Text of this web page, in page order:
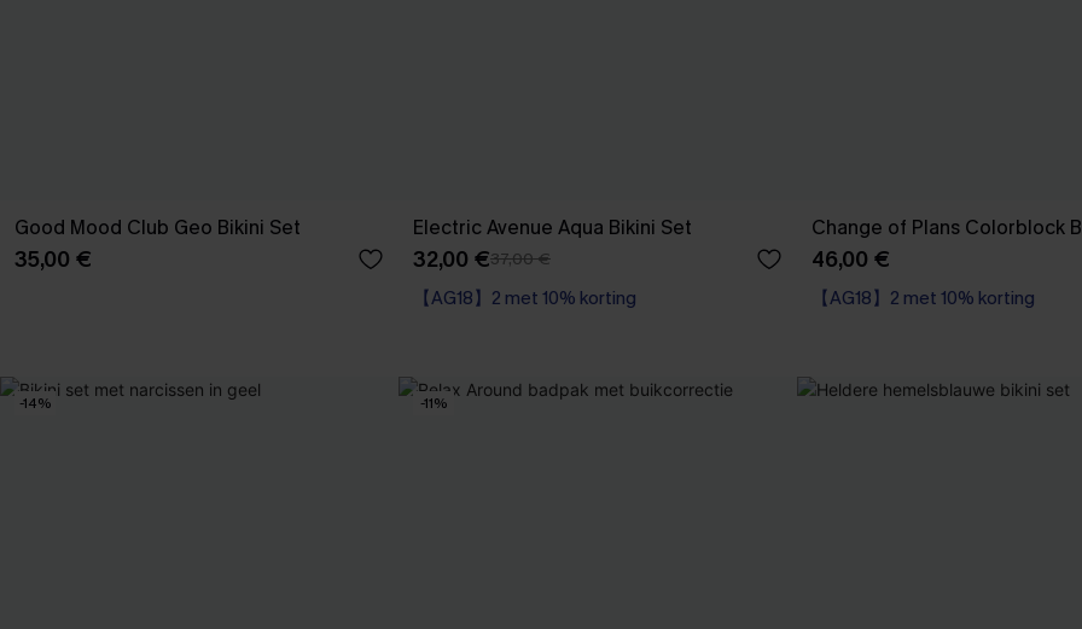
Good Mood Club Geo Bikini Set
35,00 €
Electric Avenue Aqua Bikini Set
32,00 €37,00 €
【AG18】2 met 10% korting
Change of Plans Colorblock
46,00 €
【AG18】2 met 10% korting
-14% -11%